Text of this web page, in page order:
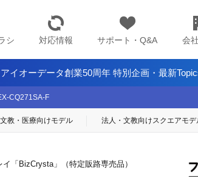
シ 対応情報 サポート・Q&A 会
アイオーデータ創業50周年 特別企画・最新
CQ271SA-F
教・医療向けモデル 法人・文教向けスクエアモデ
「BizCrysta」（特定販路専売品）